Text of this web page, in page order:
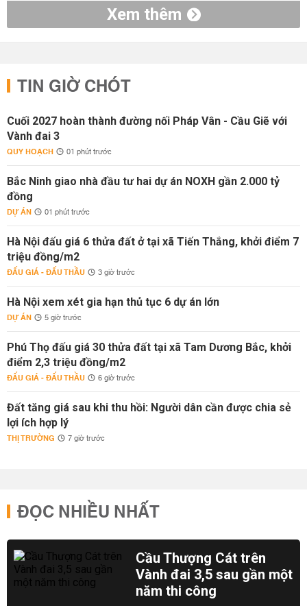
Xem thêm
TIN GIỜ CHÓT
Cuối 2027 hoàn thành đường nối Pháp Vân - Cầu Giẽ với
Vành đai 3
QUY HOẠCH 01 phút trước
Bắc Ninh giao nhà đầu tư hai dự án NOXH gần 2.000 tỷ
đồng
DỰ ÁN 01 phút trước
Hà Nội đấu giá 6 thửa đất ở tại xã Tiến Thắng, khởi điểm 7
triệu đồng/m2
ĐẤU GIÁ - ĐẤU THẦU 3 giờ trước
Hà Nội xem xét gia hạn thủ tục 6 dự án lớn
DỰ ÁN 5 giờ trước
Phú Thọ đấu giá 30 thửa đất tại xã Tam Dương Bắc, khởi
điểm 2,3 triệu đồng/m2
ĐẤU GIÁ - ĐẤU THẦU 6 giờ trước
Đất tăng giá sau khi thu hồi: Người dân cần được chia sẻ
lợi ích hợp lý
THỊ TRƯỜNG 7 giờ trước
ĐỌC NHIỀU NHẤT
Cầu Thượng Cát trên
Vành đai 3,5 sau gần một
năm thi công